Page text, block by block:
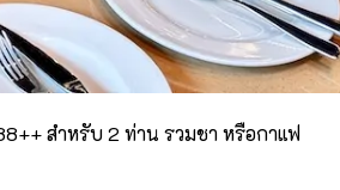
สำหรับ 2 ท่าน รวมชา หรือกาแฟ